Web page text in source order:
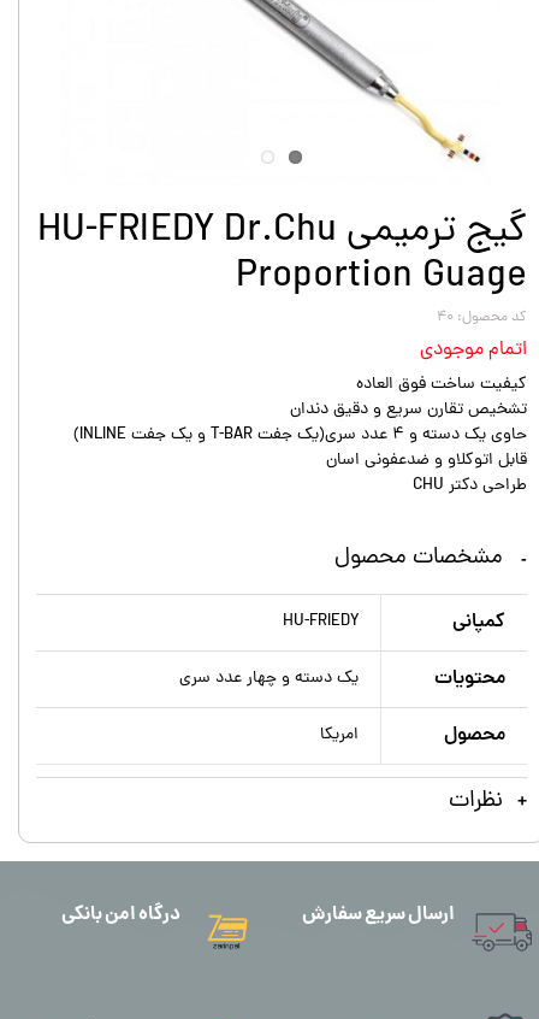
گیج ترمیمی HU-FRIEDY Dr.Chu
Proportion Guage
کد محصول: ۴۰
اتمام موجودی
کیفیت ساخت فوق العاده
تشخیص تقارن سریع و دقیق دندان
حاوی یک دسته و ۴ عدد سری(یک جفت T-BAR و یک جفت INLINE)
قابل اتوکلاو و ضدعفونی اسان
طراحی دکتر CHU
مشخصات محصول
کمپانی HU-FRIEDY
محتويات یک دسته و چهار عدد سری
محصول امریکا
نظرات
ارسال سریع سفارش درگاه امن بانکی